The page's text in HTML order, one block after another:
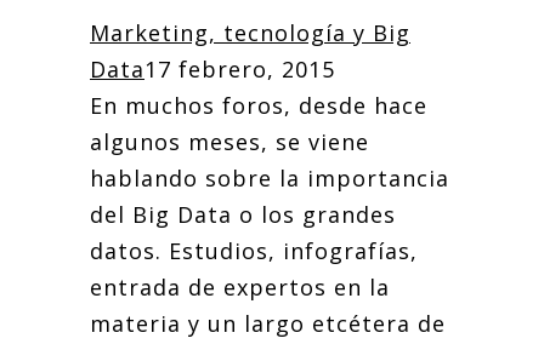
Marketing, tecnología y Big
Data17 febrero, 2015
En muchos foros, desde hace
algunos meses, se viene
hablando sobre la importancia
del Big Data o los grandes
datos. Estudios, infografías,
entrada de expertos en la
materia y un largo etcétera de